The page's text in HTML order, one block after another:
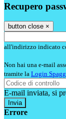
Recupero
button close ×
all'indirizzo indicato
Non hai una e-mail
tramite la Login
E-mail inviata, si
Errore